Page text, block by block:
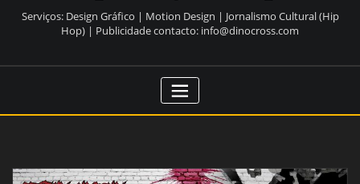
Serviços: Design Gráfico | Motion Design | Jornalismo Cultural (Hip
Hop) | Publicidade contacto: info@dinocross.com